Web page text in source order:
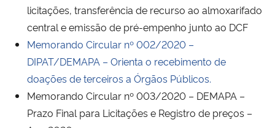
licitações, transferência de recurso ao almoxarifado
central e emissão de pré-empenho junto ao DCF
Memorando Circular nº 002/2020 –
DIPAT/DEMAPA – Orienta o recebimento de
doações de terceiros a Órgãos Públicos.
Memorando Circular nº 003/2020 – DEMAPA –
Prazo Final para Licitações e Registro de preços –